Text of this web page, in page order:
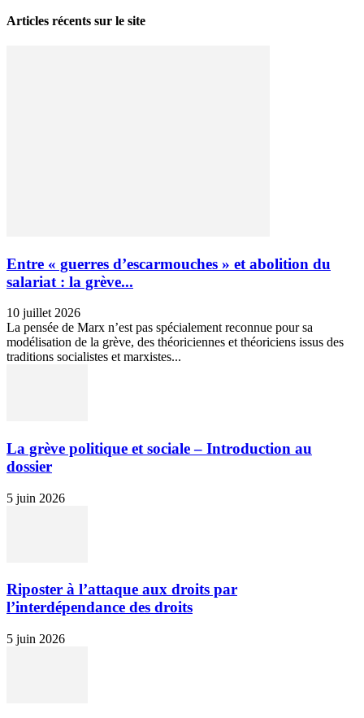
Articles récents sur le site
Entre « guerres d’escarmouches » et abolition du
salariat : la grève...
10 juillet 2026
La pensée de Marx n’est pas spécialement reconnue pour sa
modélisation de la grève, des théoriciennes et théoriciens issus des
traditions socialistes et marxistes...
La grève politique et sociale – Introduction au
dossier
5 juin 2026
Riposter à l’attaque aux droits par
l’interdépendance des droits
5 juin 2026